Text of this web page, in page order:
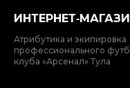
Атрибутика и экипировка
профессионального
клуба «Арсенал» Тула